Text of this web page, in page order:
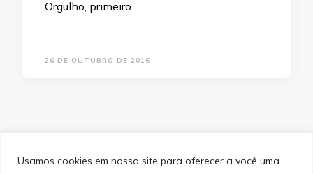
Usamos cookies em nosso site para oferecer a você uma
Orgulho, primeiro …
26 DE OUTUBRO DE 2016